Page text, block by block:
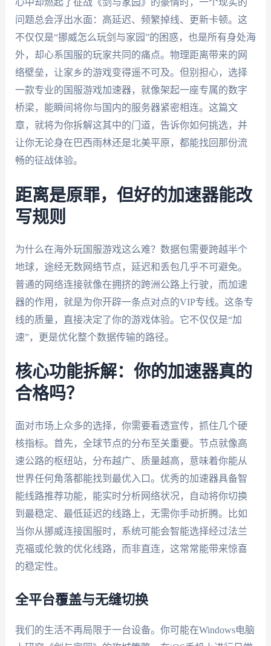
心中却燃起了征战《剑与家园》的豪情时，一个现实的
问题总会浮出水面：高延迟、频繁掉线、更新卡顿。这
不仅仅是“挪威怎么玩剑与家园”的困惑，也是所有身处海
外，却心系国服的玩家共同的痛点。物理距离带来的网
络壁垒，让家乡的游戏变得遥不可及。但别担心，选择
一款专业的国服游戏加速器，就像架起一座专属的数字
桥梁，能瞬间将你与国内的服务器紧密相连。这篇文
章，就将为你拆解这其中的门道，告诉你如何挑选，并
让你无论身在巴西雨林还是北美平原，都能找回那份流
畅的征战体验。
距离是原罪，但好的加速器能改
写规则
为什么在海外玩国服游戏这么难？数据包需要跨越半个
地球，途经无数网络节点，延迟和丢包几乎不可避免。
普通的网络连接就像在拥挤的跨洲公路上行驶，而加速
器的作用，就是为你开辟一条点对点的VIP专线。这条专
线的质量，直接决定了你的游戏体验。它不仅仅是“加
速”，更是优化整个数据传输的路径。
核心功能拆解：你的加速器真的
合格吗？
面对市场上众多的选择，你需要看透宣传，抓住几个硬
核指标。首先，全球节点的分布至关重要。节点就像高
速公路的枢纽站，分布越广、质量越高，意味着你能从
世界任何角落都能找到最优入口。优秀的加速器具备智
能线路推荐功能，能实时分析网络状况，自动将你切换
到最稳定、最低延迟的线路上，无需你手动折腾。比如
当你从挪威连接国服时，系统可能会智能选择经过法兰
克福或伦敦的优化线路，而非直连，这常常能带来惊喜
的稳定性。
全平台覆盖与无缝切换
我们的生活不再局限于一台设备。你可能在Windows电脑